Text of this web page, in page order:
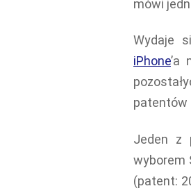
mówi
Wydaje
iPhone’a
patentów
Jeden z
wyborem
(patent: